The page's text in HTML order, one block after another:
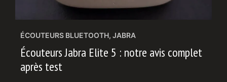
ÉCOUTEURS BLUETOOTH, JABRA
Écouteurs Jabra Elite 5 : notre avis complet
après test